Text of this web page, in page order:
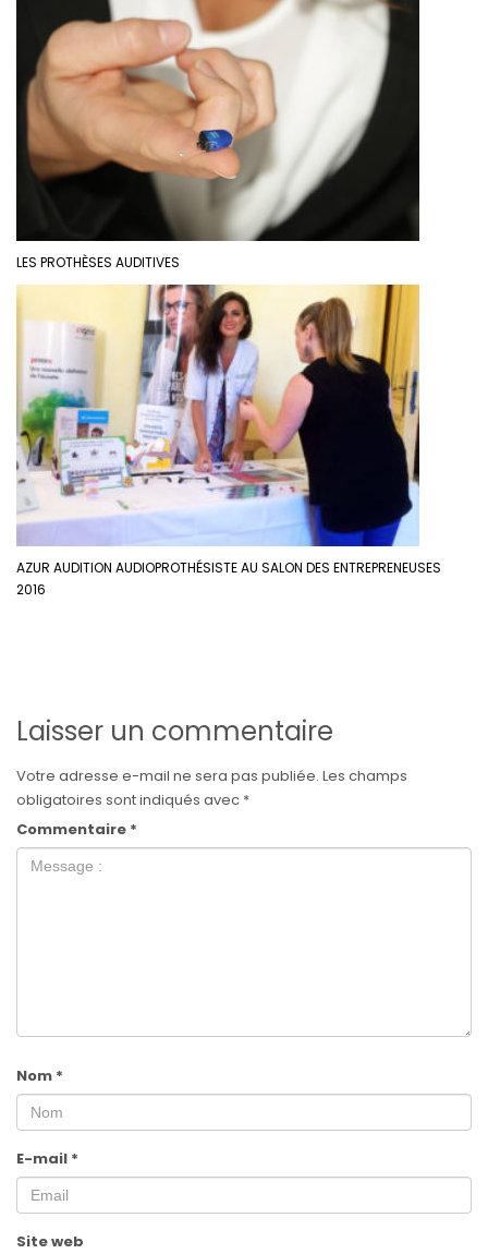
LES PROTHÈSES AUDITIVES
AZUR AUDITION AUDIOPROTHÉSISTE AU SALON DES ENTREPRENEUSES
2016
Laisser un commentaire
Votre adresse e-mail ne sera pas publiée. Les champs
obligatoires sont indiqués avec *
Commentaire *
Nom *
E-mail *
Site web